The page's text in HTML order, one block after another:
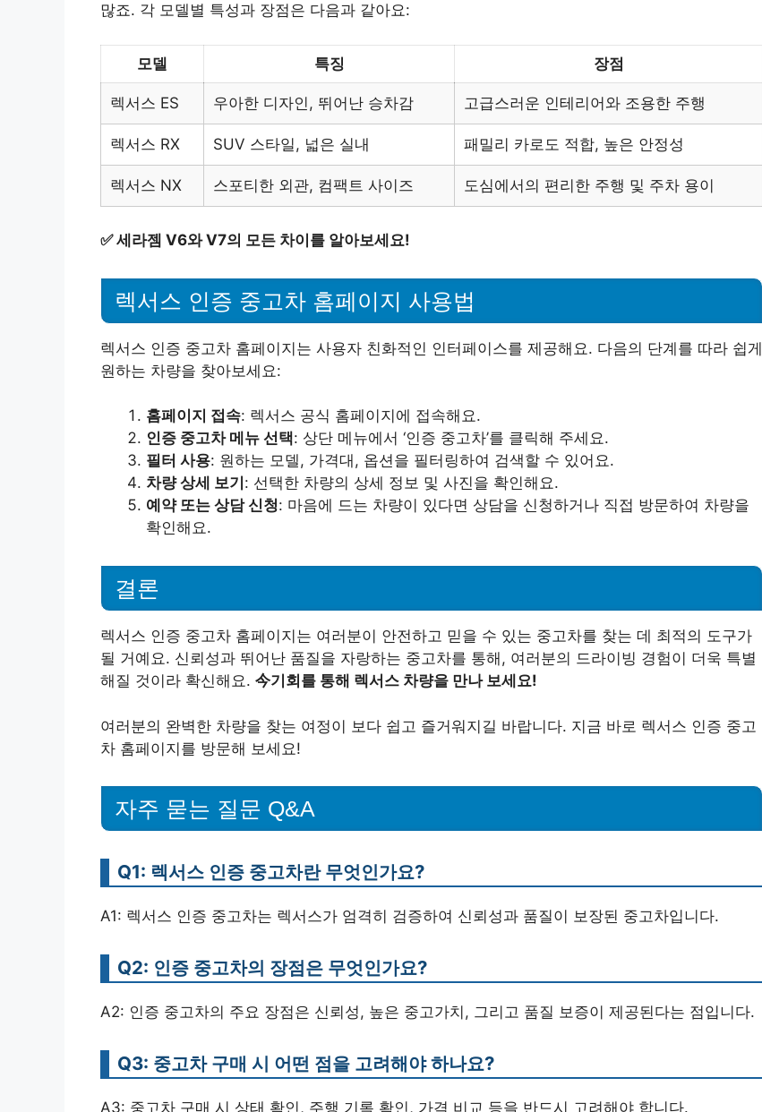
많죠. 각 모델별 특성과 장점은 다음과 같아요:
모델 특징 장점
렉서스 ES 우아한 디자인, 뛰어난 승차감 고급스러운 인테리어와 조용한 주행
렉서스 RX SUV 스타일, 넓은 실내 패밀리 카로도 적합, 높은 안정성
렉서스 NX 스포티한 외관, 컴팩트 사이즈 도심에서의 편리한 주행 및 주차 용이
✅세라젬 V6와 V7의 모든 차이를 알아보세요!
렉서스 인증 중고차 홈페이지 사용법
렉서스 인증 중고차 홈페이지는 사용자 친화적인 인터페이스를 제공해요. 다음의 단계를 따라 쉽게
원하는 차량을 찾아보세요:
홈페이지 접속: 렉서스 공식 홈페이지에 접속해요.
인증 중고차 메뉴 선택: 상단 메뉴에서 ‘인증 중고차’를 클릭해 주세요.
필터 사용: 원하는 모델, 가격대, 옵션을 필터링하여 검색할 수 있어요.
차량 상세 보기 : 선택한 차량의 상세 정보 및 사진을 확인해요.
예약 또는 상담 신청: 마음에 드는 차량이 있다면 상담을 신청하거나 직접 방문하여 차량을
확인해요.
결론
렉서스 인증 중고차 홈페이지는 여러분이 안전하고 믿을 수 있는 중고차를 찾는 데 최적의 도구가
될 거예요. 신뢰성과 뛰어난 품질을 자랑하는 중고차를 통해, 여러분의 드라이빙 경험이 더욱 특별
해질 것이라 확신해요. 今기회를 통해 렉서스 차량을 만나 보세요!
여러분의 완벽한 차량을 찾는 여정이 보다 쉽고 즐거워지길 바랍니다. 지금 바로 렉서스 인증 중고
차 홈페이지를 방문해 보세요!
자주 묻는 질문 Q&A
Q1: 렉서스 인증 중고차란 무엇인가요?
A1: 렉서스 인증 중고차는 렉서스가 엄격히 검증하여 신뢰성과 품질이 보장된 중고차입니다.
Q2: 인증 중고차의 장점은 무엇인가요?
A2: 인증 중고차의 주요 장점은 신뢰성, 높은 중고가치, 그리고 품질 보증이 제공된다는 점입니다.
Q3: 중고차 구매 시 어떤 점을 고려해야 하나요?
A3: 중고차 구매 시 상태 확인, 주행 기록 확인, 가격 비교 등을 반드시 고려해야 합니다.